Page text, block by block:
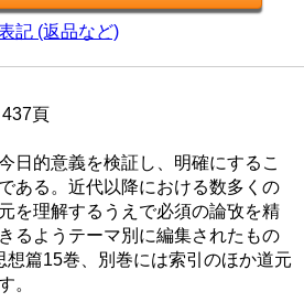
記 (返品など)
頁
日的意義を検証し、明確にするこ
ある。近代以降における数多くの
を理解するうえで必須の論攷を精
るようテーマ別に編集されたもの
想篇15巻、別巻には索引のほか道元
。